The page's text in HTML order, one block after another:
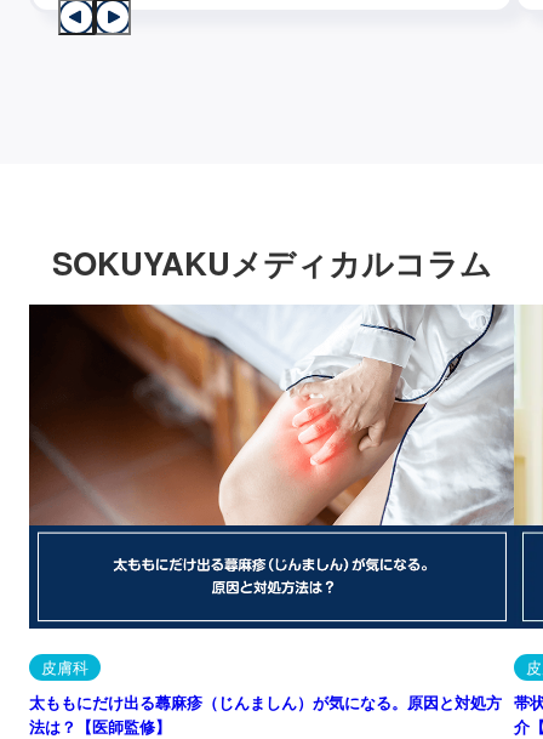
SOKUYAKUメディカルコラム
皮膚科
太ももにだけ出る蕁麻疹（じんましん）が気になる。原因と対処方
法は？【医師監修】
帯
介